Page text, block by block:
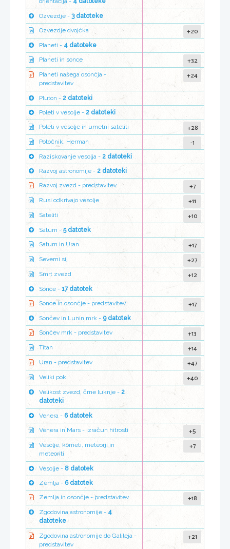
Ozvezdje - 3 datoteke
Ozvezdje dvojčka
+20
Planeti - 4 datoteke
Planeti in sonce
+32
Planeti našega osončja -
predstavitev
+24
Pluton - 2 datoteki
Poleti v vesolje - 2 datoteki
Poleti v vesolje in umetni sateliti
+28
Potočnik, Herman -1
Raziskovanje vesolja - 2 datoteki
Razvoj astronomije - 2 datoteki
Razvoj zvezd - predstavitev
+7
Rusi odkrivajo vesolje +11
Sateliti +10
Saturn -5 datotek
Saturn in Uran
+17
Severni sij +27
Smrt zvezd +12
Sonce - 17 datotek
Sonce in osončje - predstavitev
+17
Sončev in Lunin mrk - 9 datotek
Sončev mrk - predstavitev
+13
Titan +14
Uran - predstavitev +47
Veliki pok +40
Velikost zvezd, črne luknje - 2
datoteki
Venera - 6 datotek
Venera in Mars - izračun hitrosti
+5
Vesolje, kometi, meteorji in
meteoriti
+7
Vesolje - 8 datotek
Zemlja - 6 datotek
Zemlja in osončje - predstavitev
+18
Zgodovina astronomije - 4
datoteke
Zgodovina astronomije do Galileja -
predstavitev
+21